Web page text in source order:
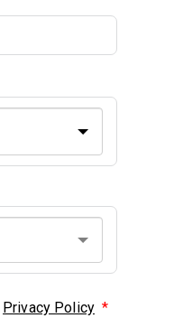
Privacy Policy *